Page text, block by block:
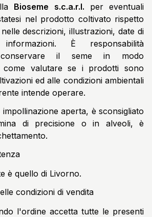
Bioseme s.c.a.r.l. per eventuali
nel prodotto coltivato rispetto
descrizioni, illustrazioni, date di
È responsabilità
conservare il seme in modo
come valutare se i prodotti sono
ed alle condizioni ambientali
intende operare.
aperta, è sconsigliato
di precisione o in alveoli, è
è quello di Livorno.
condizioni di vendita
l'ordine accetta tutte le presenti